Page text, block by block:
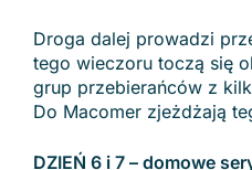
Droga dalej prowadzi
tego wieczoru toczą się
grup przebierańców z
Do Macomer zjeżdżają
DZIEŃ 6 i 7 – domowe